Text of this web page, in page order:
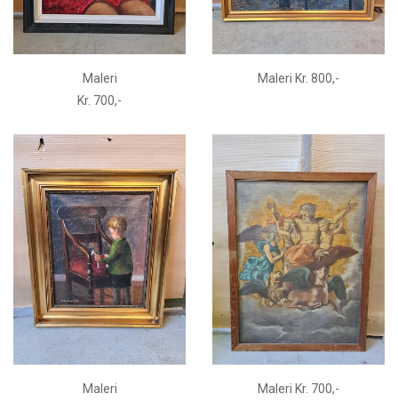
Maleri
Kr. 700,-
Maleri Kr. 800,-
Maleri
Maleri Kr. 700,-